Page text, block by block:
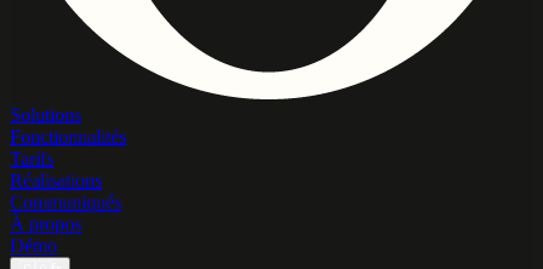
Solutions
Fonctionnalités
Tarifs
Réalisations
Communiqués
À propos
Démo